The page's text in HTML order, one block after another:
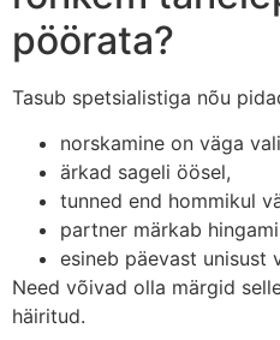
pöörata?
Tasub spetsialistiga nõu
norskamine on väga
ärkad sageli öösel,
tunned end hommikul
partner märkab
esineb päevast unisust
Need võivad olla märgid
häiritud.